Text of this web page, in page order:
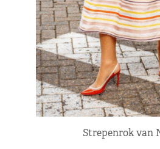
Strepenrok van